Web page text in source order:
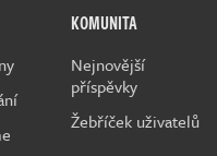
KOMUNITA
Nejnovější
příspěvky
Žebříček uživatelů